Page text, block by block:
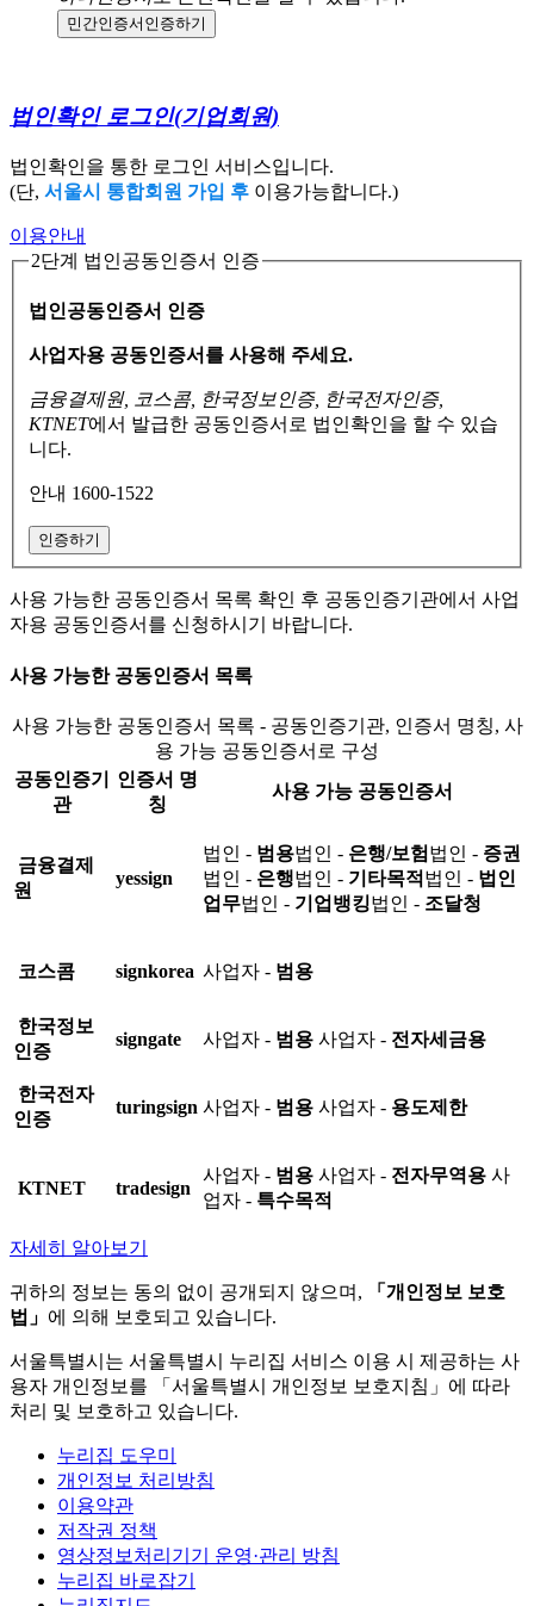
민간인증서 인증하기
법인확인 로그인(기업회원)
법인확인을 통한 로그인 서비스입니다.
(단, 서울시 통합회원 가입 후 이용가능합니다.)
이용안내
2단계 법인공동인증서 인증
법인공동인증서 인증
사업자용 공동인증서를 사용해 주세요.
금융결제원, 코스콤, 한국정보인증, 한국전자인증,
KTNET에서 발급한 공동인증서로 법인확인을 할 수 있습
니다.
안내 1600-1522
인증하기
사용 가능한 공동인증서 목록 확인 후 공동인증기관에서 사업
자용 공동인증서를 신청하시기 바랍니다.
사용 가능한 공동인증서 목록
사용 가능한 공동인증서 목록 - 공동인증기관, 인증서 명칭, 사
용 가능 공동인증서로 구성
공동인증기
관
인증서 명
칭
사용 가능 공동인증서
금융결제
원
yessign
법인 - 범용법인 - 은행/보험 법인 - 증권
법인 - 은행법인 - 기타목적 법인 - 법인
업무법인 - 기업뱅킹법인 - 조달청
코스콤 signkorea 사업자 - 범용
한국정보
인증
signgate 사업자 - 범용 사업자 - 전자세금용
한국전자
인증
turingsign 사업자 - 범용 사업자 - 용도제한
KTNET tradesign
사업자 - 범용 사업자 - 전자무역용 사
업자 - 특수목적
자세히 알아보기
귀하의 정보는 동의 없이 공개되지 않으며,
「개인정보 보호
법」 에 의해 보호되고 있습니다.
서울특별시는 서울특별시 누리집 서비스 이용 시 제공하는 사
용자 개인정보를 「서울특별시 개인정보 보호지침」에 따라
처리 및 보호하고 있습니다.
누리집 도우미
개인정보 처리방침
이용약관
저작권 정책
영상정보처리기기 운영·관리 방침
누리집 바로잡기